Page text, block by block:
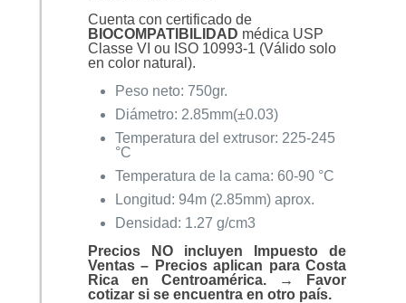
Cuenta con certificado de
BIOCOMPATIBILIDAD médica USP
Classe VI ou ISO 10993-1 (Válido solo
en color natural).
Peso neto: 750gr.
Diámetro: 2.85mm(±0.03)
Temperatura del extrusor: 225-245
°C
Temperatura de la cama: 60-90 °C
Longitud: 94m (2.85mm) aprox.
Densidad: 1.27 g/cm3
Precios NO incluyen Impuesto de
Ventas – Precios aplican para Costa
Rica en Centroamérica. → Favor
cotizar si se encuentra en otro país.